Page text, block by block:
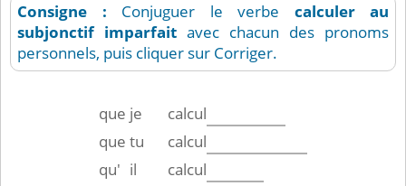
Consigne : Conjuguer le verbe calculer
au
subjonctif imparfait avec chacun des pronoms
personnels, puis cliquer sur Corriger.
que je
calcul
que tu
calcul
qu' il
calcul